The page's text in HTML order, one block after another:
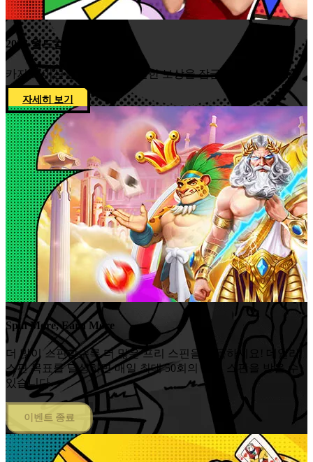
2026 월드컵 리워드 플라자
카지노 미션을 완료하고 특별한 보상을 잠금 해제해 보세요!
자세히 보기
Spin More, Earn More
더 많이 스핀할수록 더 많은 프리 스핀을 획득하세요! 데일리
스핀 목표를 달성하면 매일 최대 50회의 프리 스핀을 받을 수
있습니다.
이벤트 종료